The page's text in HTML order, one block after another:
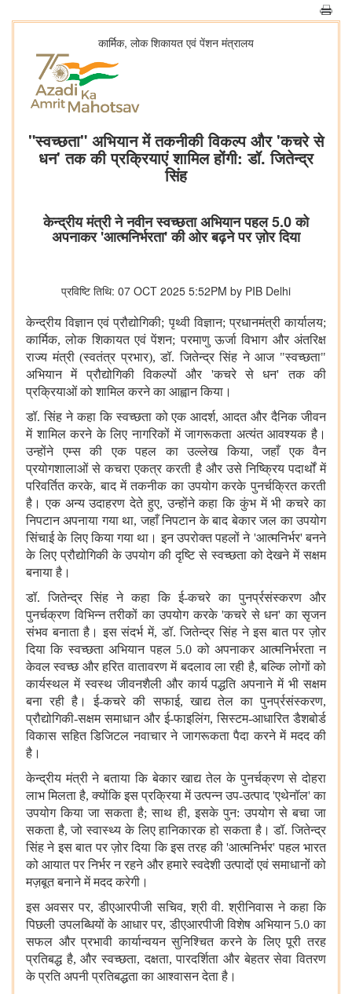
कार्मिक, लोक शिकायत एवं पेंशन मंत्रालय
"स्वच्छता" अभियान में तकनीकी विकल्प और 'कचरे से
धन' तक की प्रक्रियाएं शामिल होंगी: डॉ. जितेन्द्र
सिंह
केन्द्रीय मंत्री ने नवीन स्वच्छता अभियान पहल 5.0 को
अपनाकर 'आत्मनिर्भरता' की ओर बढ़ने पर ज़ोर दिया
प्रविष्टि तिथि: 07 OCT 2025 5:52PM by PIB Delhi
केन्द्रीय विज्ञान एवं प्रौद्योगिकी;पृथ्वी विज्ञान;प्रधानमंत्री कार्यालय;
कार्मिक,लोक शिकायत एवं पेंशन;परमाणु ऊर्जा विभाग और अंतरिक्ष
राज्य मंत्री (स्वतंत्र प्रभार),डॉ. जितेन्द्र सिंह ने आज "स्वच्छता"
अभियान में प्रौद्योगिकी विकल्पों और 'कचरे से धन'तक की
प्रक्रियाओं को शामिल करने का आह्वान किया।
डॉ. सिंह ने कहा कि स्वच्छता को एक आदर्श,आदत और दैनिक जीवन
में शामिल करने के लिए नागरिकों में जागरूकता अत्यंत आवश्यक है।
उन्होंने एम्स की एक पहल का उल्लेख किया,जहाँ एक वैन
प्रयोगशालाओं से कचरा एकत्र करती है और उसे निष्क्रिय पदार्थों में
परिवर्तित करके,बाद में तकनीक का उपयोग करके पुनर्चक्रित करती
है। एक अन्य उदाहरण देते हुए,उन्होंने कहा कि कुंभ में भी कचरे का
निपटान अपनाया गया था,जहाँ निपटान के बाद बेकार जल का उपयोग
सिंचाई के लिए किया गया था। इन उपरोक्त पहलों ने 'आत्मनिर्भर'बनने
के लिए प्रौद्योगिकी के उपयोग की दृष्टि से स्वच्छता को देखने में सक्षम
बनाया है।
डॉ. जितेन्द्र सिंह ने कहा कि ई-कचरे का पुनर्प्रसंस्करण और
पुनर्चक्रण विभिन्न तरीकों का उपयोग करके 'कचरे से धन'का सृजन
संभव बनाता है। इस संदर्भ में,डॉ. जितेन्द्र सिंह ने इस बात पर ज़ोर
दिया कि स्वच्छता अभियान पहल 5.0को अपनाकर आत्मनिर्भरता न
केवल स्वच्छ और हरित वातावरण में बदलाव ला रही है,बल्कि लोगों को
कार्यस्थल में स्वस्थ जीवनशैली और कार्य पद्धति अपनाने में भी सक्षम
बना रही है। ई-कचरे की सफाई,खाद्य तेल का पुनर्प्रसंस्करण,
प्रौद्योगिकी-सक्षम समाधान और ई-फाइलिंग,सिस्टम-आधारित डैशबोर्ड
विकास सहित डिजिटल नवाचार ने जागरूकता पैदा करने में मदद की
है।
केन्द्रीय मंत्री ने बताया कि बेकार खाद्य तेल के पुनर्चक्रण से दोहरा
लाभ मिलता है,क्योंकि इस प्रक्रिया में उत्पन्न उप-उत्पाद'एथेनॉल'का
उपयोग किया जा सकता है;साथ ही,इसके पुन: उपयोग से बचा जा
सकता है,जो स्वास्थ्य के लिए हानिकारक हो सकता है। डॉ. जितेन्द्र
सिंह ने इस बात पर ज़ोर दिया कि इस तरह की'आत्मनिर्भर'पहल भारत
को आयात पर निर्भर न रहने और हमारे स्वदेशी उत्पादों एवं समाधानों को
मज़बूत बनाने में मदद करेगी।
इस अवसर पर,डीएआरपीजी सचिव,श्री वी. श्रीनिवास ने कहा कि
पिछली उपलब्धियों के आधार पर,डीएआरपीजी विशेष अभियान 5.0का
सफल और प्रभावी कार्यान्वयन सुनिश्चित करने के लिए पूरी तरह
प्रतिबद्ध है,और स्वच्छता,दक्षता,पारदर्शिता और बेहतर सेवा वितरण
के प्रति अपनी प्रतिबद्धता का आश्वासन देता है।